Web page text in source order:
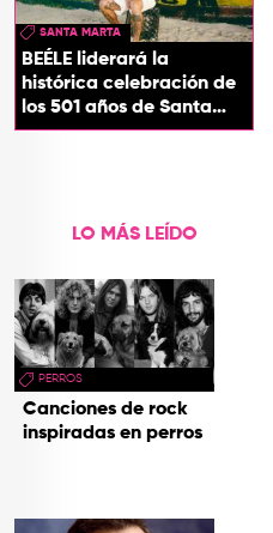
SANTA MARTA
BEÉLE liderará la
histórica celebración de
los 501 años de Santa
Marta
LO MÁS LEÍDO
PERROS
Canciones de rock
inspiradas en perros